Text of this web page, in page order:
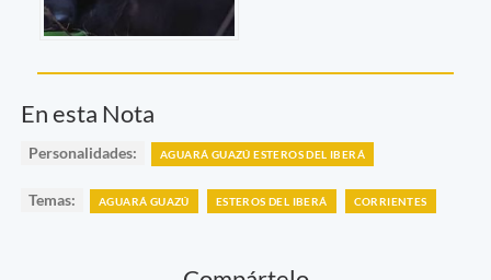
En esta Nota
Personalidades: AGUARÁ GUAZÚ ESTEROS DEL IBERÁ
Temas: AGUARÁ GUAZÚ ESTEROS DEL IBERÁ CORRIENTES